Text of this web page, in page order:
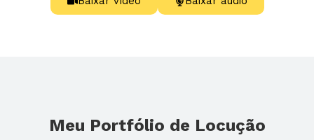
Meu Portfólio de Locução